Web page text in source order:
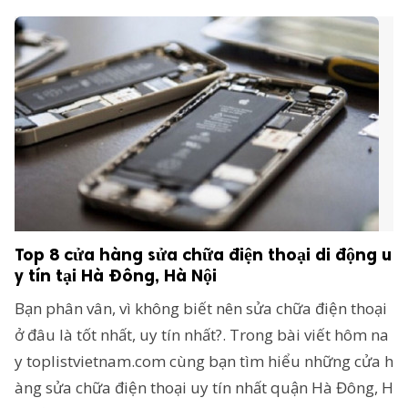
Top 8 cửa hàng sửa chữa điện thoại di động u
y tín tại Hà Đông, Hà Nội
Bạn phân vân, vì không biết nên sửa chữa điện thoại
ở đâu là tốt nhất, uy tín nhất?. Trong bài viết hôm na
y toplistvietnam.com cùng bạn tìm hiểu những cửa h
àng sửa chữa điện thoại uy tín nhất quận Hà Đông, H